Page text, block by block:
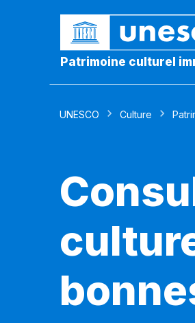
Patrimoine culturel
UNESCO Culture